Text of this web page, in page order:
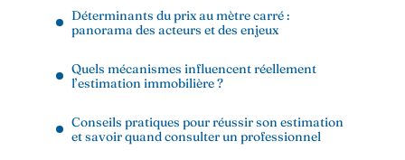
Déterminants du prix au mètre carré :
panorama des acteurs et des enjeux
Quels mécanismes influencent réellement
l’estimation immobilière ?
Conseils pratiques pour réussir son estimation
et savoir quand consulter un professionnel